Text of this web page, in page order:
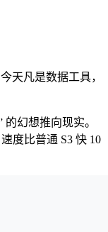
天凡是数据工具，
的幻想推向现实。
度比普通 S3 快 10